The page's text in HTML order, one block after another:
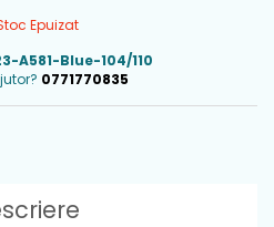
Epuizat
A581-Blue-104/110
0771770835